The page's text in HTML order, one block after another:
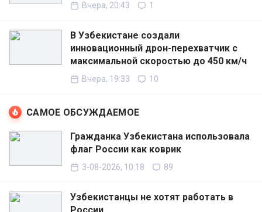
Вчера, 20:43 1
В Узбекистане создали
инновационный дрон-перехватчик с
максимальной скоростью до 450 км/ч
Вчера, 19:33 10
САМОЕ ОБСУЖДАЕМОЕ
Гражданка Узбекистана использовала
флаг России как коврик
3-08-2026, 10:18 89
Узбекистанцы не хотят работать в